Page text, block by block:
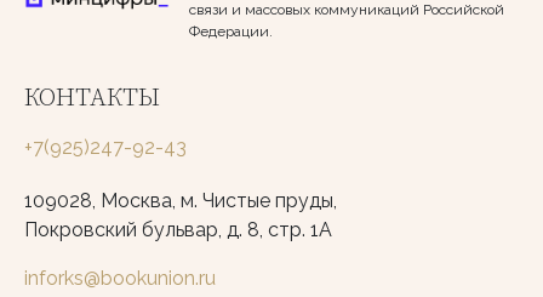
связи и массовых коммуникаций Российской
Федерации.
КОНТАКТЫ
+7(925)247-92-43
109028, Москва, м. Чистые пруды,
Покровский бульвар, д. 8, стр. 1А
inforks@bookunion.ru